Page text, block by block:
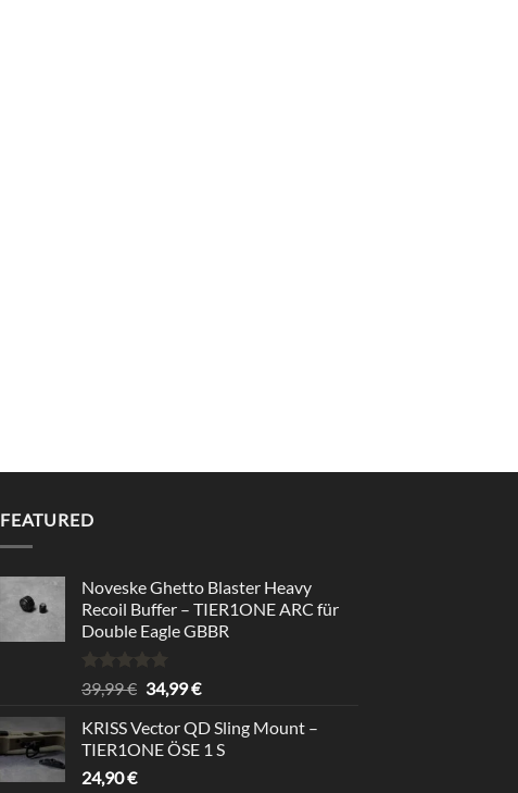
FEATURED
Noveske Ghetto Blaster Heavy
Recoil Buffer – TIER1ONE ARC für
Double Eagle GBBR
Rated5.00
out of 5
39,99€ Original
was:
39,99 €.
34,99€Current
is:
34,99 €.
KRISS Vector QD Sling Mount –
TIER1ONE ÖSE 1 S
24,90€